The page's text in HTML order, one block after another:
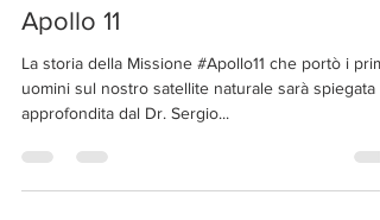
Luna: la storia della Missione
Apollo 11
La storia della Missione #Apollo11 che portò i primi
uomini sul nostro satellite naturale sarà spiegata e
approfondita dal Dr. Sergio...